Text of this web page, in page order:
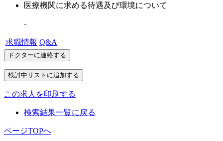
医療機関に求める待遇及び環境について
-
求職情報 Q&A
この求人を印刷する
検索結果一覧に戻る
ページTOPへ